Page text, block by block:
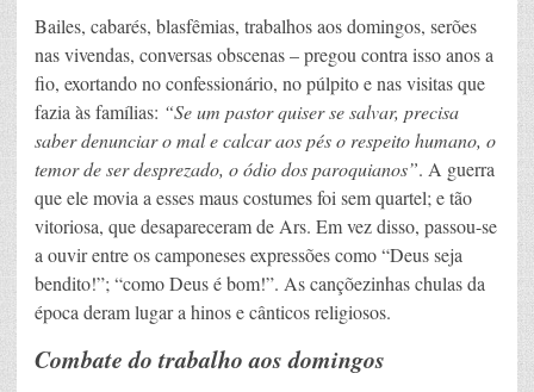
Bailes, cabarés, blasfêmias, trabalhos aos domingos, serões
nas vivendas, conversas obscenas – pregou contra isso anos a
fio, exortando no confessionário, no púlpito e nas visitas que
fazia às famílias: “Se um pastor quiser se salvar, precisa
saber denunciar o mal e calcar aos pés o respeito humano, o
temor de ser desprezado, o ódio dos paroquianos”. A guerra
que ele movia a esses maus costumes foi sem quartel; e tão
vitoriosa, que desapareceram de Ars. Em vez disso, passou-se
a ouvir entre os camponeses expressões como “Deus seja
bendito!”; “como Deus é bom!”. As cançõezinhas chulas da
época deram lugar a hinos e cânticos religiosos.
Combate do trabalho aos domingos